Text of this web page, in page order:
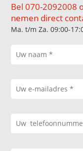
Bel 070-2092008
nemen direct
Ma. t/m Za. 09:00-